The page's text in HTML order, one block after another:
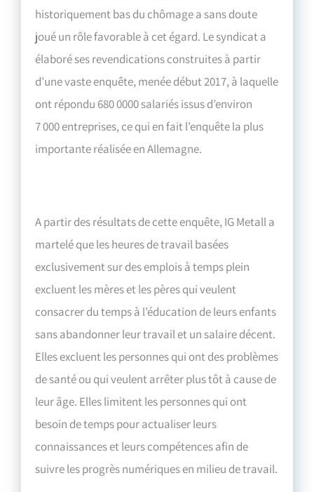
historiquement bas du chômage a sans doute
joué un rôle favorable à cet égard. Le syndicat a
élaboré ses revendications construites à partir
d’une vaste enquête, menée début 2017, à laquelle
ont répondu 680 0000 salariés issus d’environ
7 000 entreprises, ce qui en fait l’enquête la plus
importante réalisée en Allemagne.
A partir des résultats de cette enquête, IG Metall a
martelé que les heures de travail basées
exclusivement sur des emplois à temps plein
excluent les mères et les pères qui veulent
consacrer du temps à l’éducation de leurs enfants
sans abandonner leur travail et un salaire décent.
Elles excluent les personnes qui ont des problèmes
de santé ou qui veulent arrêter plus tôt à cause de
leur âge. Elles limitent les personnes qui ont
besoin de temps pour actualiser leurs
connaissances et leurs compétences afin de
suivre les progrès numériques en milieu de travail.